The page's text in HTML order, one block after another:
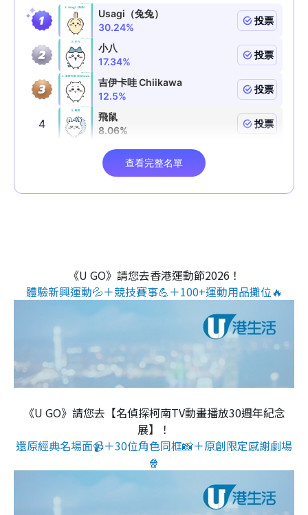
《U GO》請您去香港運動節2026！
體驗新興運動💦＋競技賽事💪＋100+運動用品攤位🔥
《U GO》請您去【名偵探柯南TV動畫播放30週年紀念
展】！
還原經典名場面📹＋30位角色同框📸＋原創限定感謝劇場
🍿